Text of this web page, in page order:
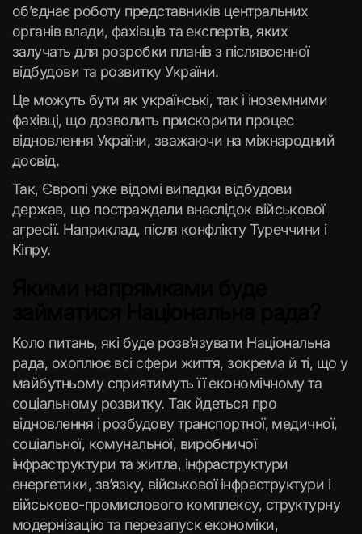
об’єднає роботу представників центральних
органів влади, фахівців та експертів, яких
залучать для розробки планів з післявоєнної
відбудови та розвитку України.
Це можуть бути як українські, так і іноземними
фахівці, що дозволить прискорити процес
відновлення України, зважаючи на міжнародний
досвід.
Так, Європі уже відомі випадки відбудови
держав, що постраждали внаслідок військової
агресії. Наприклад, після конфлікту Туреччини і
Кіпру.
Коло питань, які буде розв’язувати Національна
рада, охоплює всі сфери життя, зокрема й ті, що у
майбутньому сприятимуть її економічному та
соціальному розвитку. Так йдеться про
відновлення і розбудову транспортної, медичної,
соціальної, комунальної, виробничої
інфраструктури та житла, інфраструктури
енергетики, зв’язку, військової інфраструктури і
військово-промислового комплексу, структурну
модернізацію та перезапуск економіки,